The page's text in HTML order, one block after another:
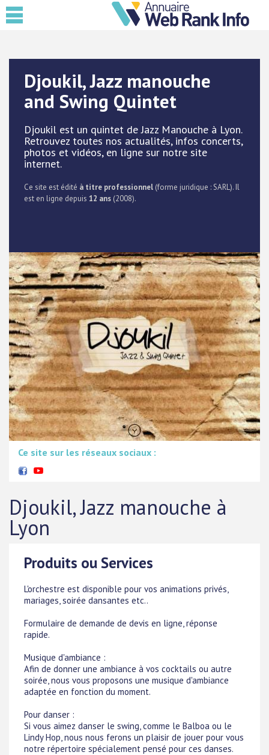
Djoukil, Jazz manouche
and Swing Quintet
Djoukil est un quintet de Jazz Manouche à Lyon.
Retrouvez toutes nos actualités, infos concerts,
photos et vidéos, en ligne sur notre site
internet.
Ce site est édité à titre professionnel (forme juridique : SARL). Il
est en ligne depuis 12 ans (2008).
Ce site sur les réseaux sociaux :
Djoukil, Jazz manouche à
Lyon
Produits ou Services
L'orchestre est disponible pour vos animations privés,
mariages, soirée dansantes etc..
Formulaire de demande de devis en ligne, réponse
rapide.
Musique d'ambiance :
Afin de donner une ambiance à vos cocktails ou autre
soirée, nous vous proposons une musique d'ambiance
adaptée en fonction du moment.
Pour danser :
Si vous aimez danser le swing, comme le Balboa ou le
Lindy Hop, nous nous ferons un plaisir de jouer pour vous
notre répertoire spécialement pensé pour ces danses.